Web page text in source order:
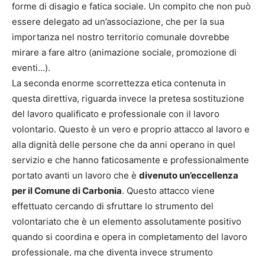
forme di disagio e fatica sociale. Un compito che non può
essere delegato ad un’associazione, che per la sua
importanza nel nostro territorio comunale dovrebbe
mirare a fare altro (animazione sociale, promozione di
eventi…).
La seconda enorme scorrettezza etica contenuta in
questa direttiva, riguarda invece la pretesa sostituzione
del lavoro qualificato e professionale con il lavoro
volontario. Questo è un vero e proprio attacco al lavoro e
alla dignità delle persone che da anni operano in quel
servizio e che hanno faticosamente e professionalmente
portato avanti un lavoro che è divenuto un’eccellenza
per il Comune di Carbonia. Questo attacco viene
effettuato cercando di sfruttare lo strumento del
volontariato che è un elemento assolutamente positivo
quando si coordina e opera in completamento del lavoro
professionale, ma che diventa invece strumento